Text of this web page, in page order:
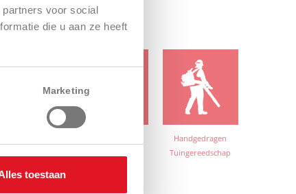
voor social
die u aan ze heeft
Marketing
toestaan
Handgedragen
Tuingereedschap